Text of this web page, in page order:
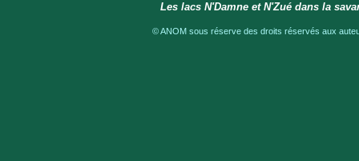
Les lacs N'Damne et N'Zué dans la
© ANOM sous réserve des droits réservés aux